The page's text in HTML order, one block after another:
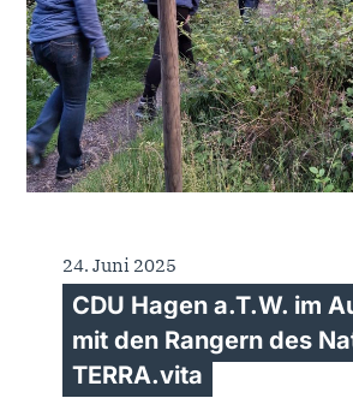
24. Juni 2025
CDU Hagen a.T.W. im
mit den Rangern des
TERRA.vita